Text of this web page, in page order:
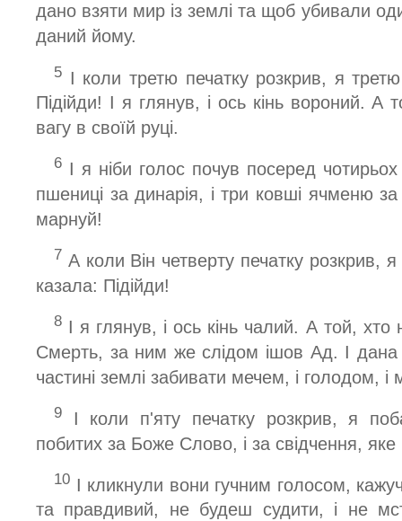
дано взяти мир із землі та щоб убивали
даний йому.
5 І коли третю печатку розкрив, я
Підійди! І я глянув, і ось кінь вороний.
вагу в своїй руці.
6 І я ніби голос почув посеред
пшениці за динарія, і три ковші ячменю
марнуй!
7 А коли Він четверту печатку розкрив,
казала: Підійди!
8 І я глянув, і ось кінь чалий. А той,
Смерть, за ним же слідом ішов Ад. І дана
частині землі забивати мечем, і голодом,
9 І коли п'яту печатку розкрив, я
побитих за Боже Слово, і за свідчення,
10 І кликнули вони гучним голосом,
та правдивий, не будеш судити, і не